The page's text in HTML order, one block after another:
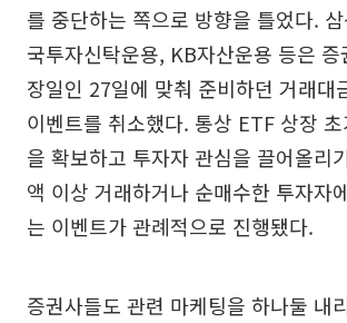
를 중단하는 쪽으로 방향을 틀었다.
국투자신탁운용, KB자산운용 등은
장일인 27일에 맞춰 준비하던 거래대
이벤트를 취소했다. 통상 ETF 상장
을 확보하고 투자자 관심을 끌어올리
액 이상 거래하거나 순매수한 투자자
는 이벤트가 관례적으로 진행됐다.
증권사들도 관련 마케팅을 하나둘 내